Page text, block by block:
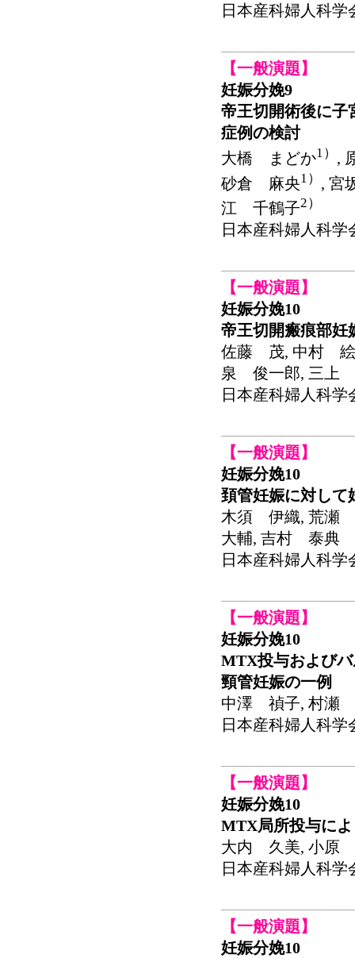
日本産科婦人科学
【一般演題】
妊娠分娩9
帝王切開術後に子
症例の検討
大橋 まどか1） ,
砂倉 麻央1）
,
江 千鶴子2）
日本産科婦人科学
【一般演題】
妊娠分娩10
帝王切開瘢痕部妊
佐藤 茂, 中村
泉 俊一郎, 三上
日本産科婦人科学
【一般演題】
妊娠分娩10
頚管妊娠に対して
木須 伊織, 荒
大輔, 吉村 泰典
日本産科婦人科学
【一般演題】
妊娠分娩10
MTX投与および
頸管妊娠の一例
中澤 禎子, 村瀬
日本産科婦人科学
【一般演題】
妊娠分娩10
MTX局所投与に
大内 久美, 小原
日本産科婦人科学
【一般演題】
妊娠分娩10